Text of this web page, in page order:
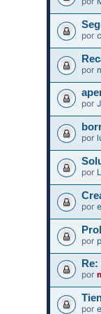
por
por
por
por
por
por
por
por
por